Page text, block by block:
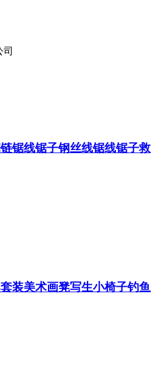
锯线锯子钢丝线锯线锯子救
装美术画凳写生小椅子钓鱼